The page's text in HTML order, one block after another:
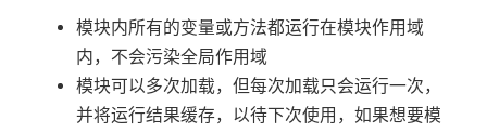
模块内所有的变量或方法都运行在模块作用域
内，不会污染全局作用域
模块可以多次加载，但每次加载只会运行一次，
并将运行结果缓存，以待下次使用，如果想要模